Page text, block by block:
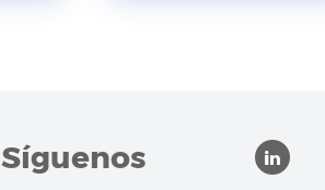
Síguenos